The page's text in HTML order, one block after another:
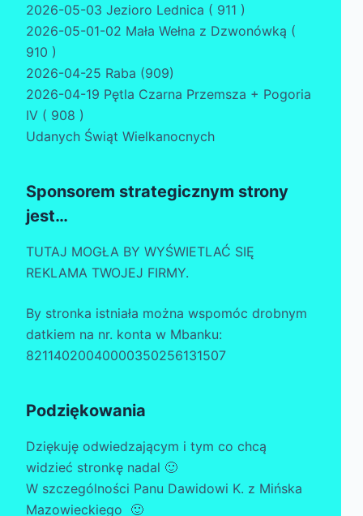
2026-05-03 Jezioro Lednica ( 911 )
2026-05-01-02 Mała Wełna z Dzwonówką (
910 )
2026-04-25 Raba (909)
2026-04-19 Pętla Czarna Przemsza + Pogoria
IV ( 908 )
Udanych Świąt Wielkanocnych
Sponsorem strategicznym strony
jest…
TUTAJ MOGŁA BY WYŚWIETLAĆ SIĘ
REKLAMA TWOJEJ FIRMY.
By stronka istniała można wspomóc drobnym
datkiem na nr. konta w Mbanku:
82114020040000350256131507
Podziękowania
Dziękuję odwiedzającym i tym co chcą
widzieć stronkę nadal 🙂
W szczególności Panu Dawidowi K. z Mińska
Mazowieckiego 🙂